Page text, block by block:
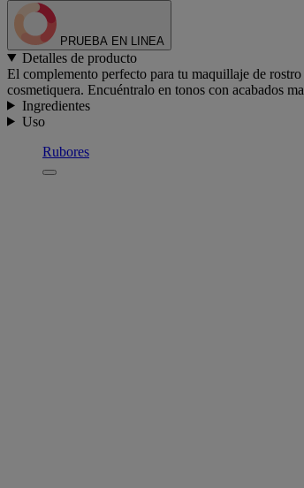
PRUEBA EN LINEA
Detalles de producto
El complemento perfecto para tu maquillaje de
cosmetiquera. Encuéntralo en tonos con acabados
Ingredientes
Uso
Rubores